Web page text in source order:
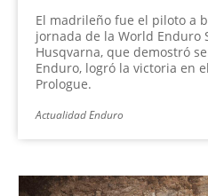
El madrileño fue el piloto a
jornada de la World Enduro
Husqvarna, que demostró
Enduro, logró la victoria en
Prologue.
Actualidad Enduro